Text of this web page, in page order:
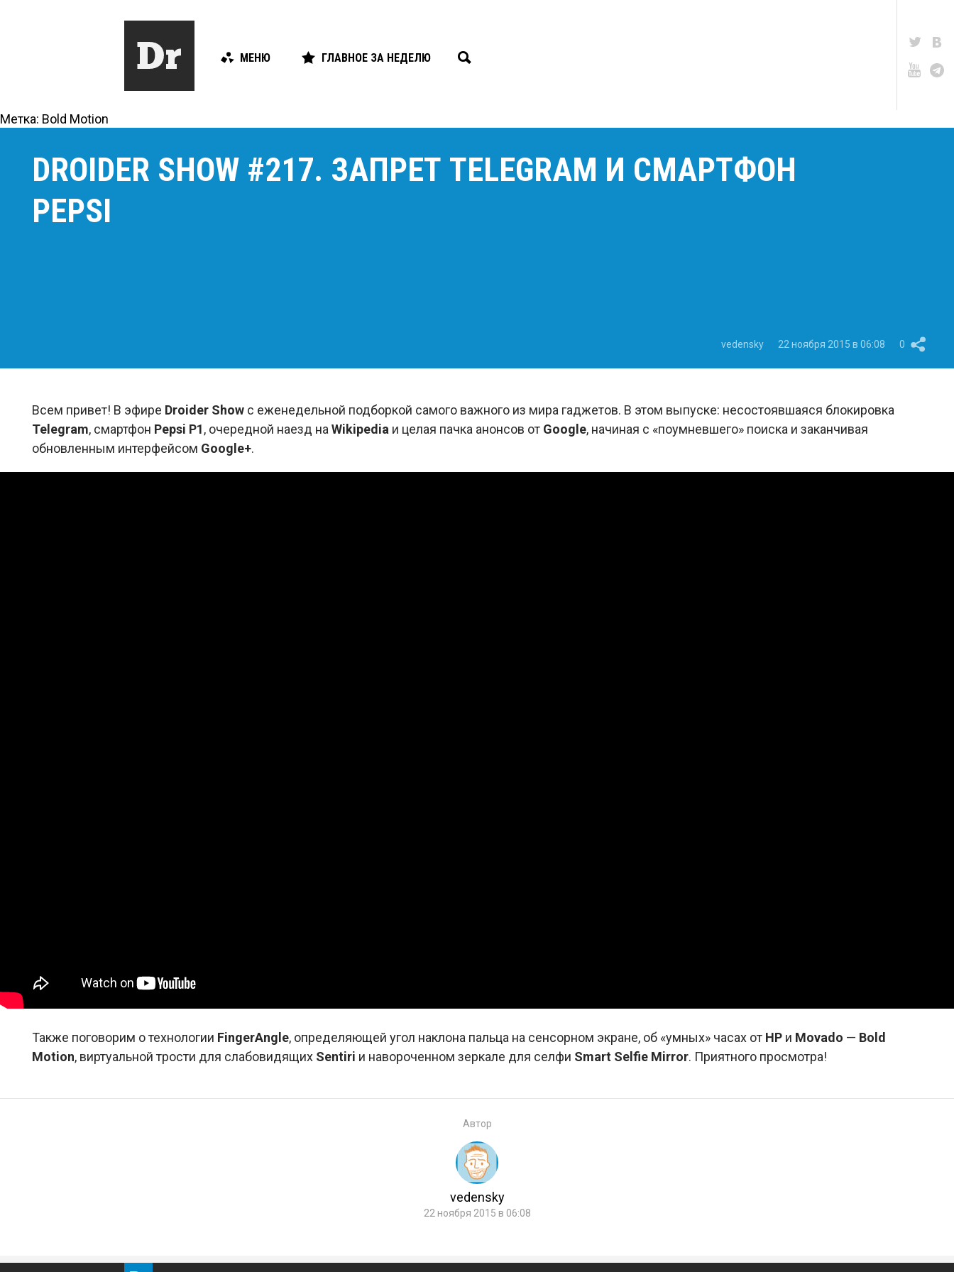
МЕНЮ ГЛАВНОЕ ЗА НЕДЕЛЮ
Метка: Bold Motion
DROIDER SHOW #217. ЗАПРЕТ TELEGRAM И СМАРТФОН
PEPSI
vedensky 22 ноября 2015 в 06:08 0
Всем привет! В эфире Droider Show с еженедельной подборкой самого важного из мира гаджетов. В этом выпуске: несостоявшаяся блокировка
Telegram, смартфон Pepsi P1, очередной наезд на Wikipedia и целая пачка анонсов от Google, начиная с «поумневшего» поиска и заканчивая
обновленным интерфейсом Google+.
Также поговорим о технологии FingerAngle, определяющей угол наклона пальца на сенсорном экране, об «умных» часах от HP и Movado — Bold
Motion, виртуальной трости для слабовидящих Sentiri и навороченном зеркале для селфи Smart Selfie Mirror. Приятного просмотра!
Автор
vedensky
22 ноября 2015 в 06:08